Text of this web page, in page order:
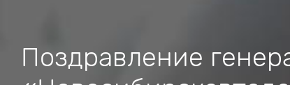
Поздравление